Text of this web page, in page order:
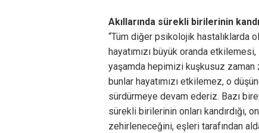
Akıllarında sürekli birilerinin
“Tüm diğer psikolojik hastalıklarda
hayatımızı büyük oranda
yaşamda hepimizi kuşkusuz zaman
bunlar hayatımızı etkilemez, o
sürdürmeye devam ederiz. Bazı
sürekli birilerinin onları kandırdığı,
zehirleneceğini, eşleri tarafından